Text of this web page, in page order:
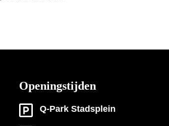
Openingstijden
Q-Park Stadsplein